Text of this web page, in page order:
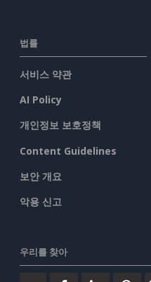
법률
서비스 약관
AI Policy
개인정보 보호정책
Content Guidelines
보안 개요
악용 신고
우리를 찾아